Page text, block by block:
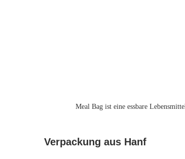
Meal Bag ist eine essbare
Verpackung aus Hanf